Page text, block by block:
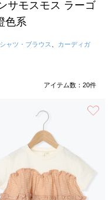
サモスモス ラーゴ
色系
シャツ・ブラウス
カーディガ
アイテム数： 20件